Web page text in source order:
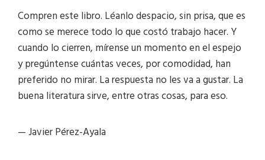
Compren este libro. Léanlo despacio, sin prisa, que es
como se merece todo lo que costó trabajo hacer. Y
cuando lo cierren, mírense un momento en el espejo
y pregúntense cuántas veces, por comodidad, han
preferido no mirar. La respuesta no les va a gustar. La
buena literatura sirve, entre otras cosas, para eso.
— Javier Pérez-Ayala